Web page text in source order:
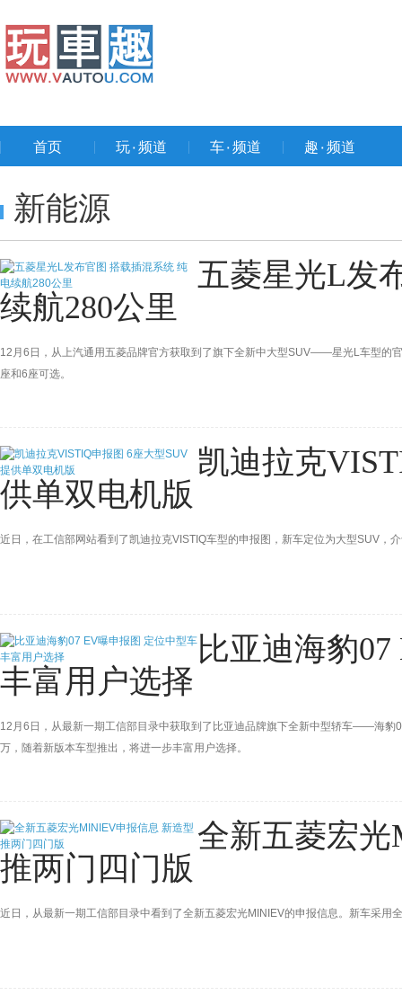
首页 玩۰频道 车۰频道 趣۰频道
新能源
五菱星光L发
续航280公里
12月6日，从上汽通用五菱品牌官方获取到了旗下全新中大型SUV——星光L车型的
座和6座可选。
凯迪拉克
供单双电机版
近日，在工信部网站看到了凯迪拉克VISTIQ车型的申报图，新车定位为大型SUV，
比亚迪海豹
丰富用户选择
12月6日，从最新一期工信部目录中获取到了​比亚迪品牌旗下全新中型轿车——海
万，随着新版本车型推出，将进一步丰富用户选择。
全新五菱宏
推两门四门版
近日，从最新一期工信部目录中看到了全新五菱宏光MINIEV的申报信息。新车采用